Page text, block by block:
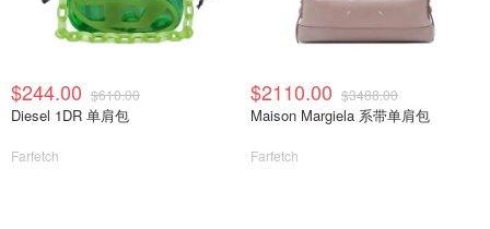
$244.00 $610.00
Diesel 1DR 单肩包
Farfetch
$2110.00 $3488.00
Maison Margiela 系带单肩包
Farfetch